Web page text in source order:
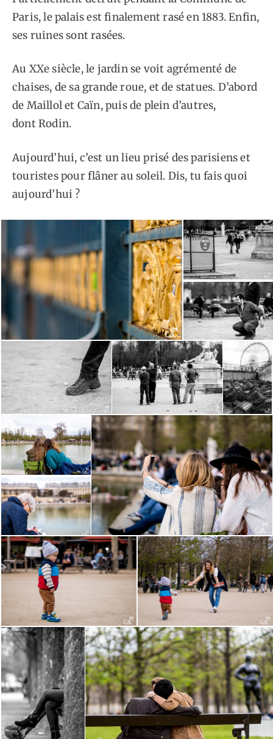
Paris, le palais est finalement rasé en 1883. Enfin,
ses ruines sont rasées.
Au XXe siècle, le jardin se voit agrémenté de
chaises, de sa grande roue, et de statues. D’abord
de Maillol et Caïn, puis de plein d’autres,
dont Rodin.
Aujourd’hui, c’est un lieu prisé des parisiens et
touristes pour flâner au soleil. Dis, tu fais quoi
aujourd’hui ?